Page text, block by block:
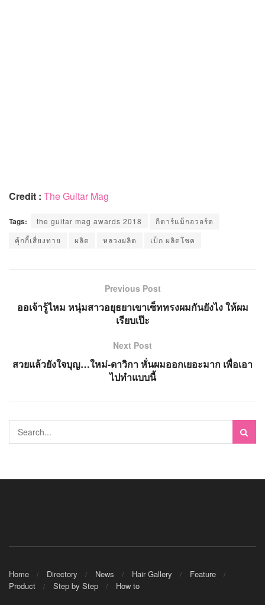
Credit : The Guitar Mag
Tags: the guitar mag awards 2018
กีตาร์แม็กอวอร์ด
คุ้กกี้เสี่ยงทาย
ผลิต หลวงผลิต เป็ก ผลิตโชค
Previous Post
ออเจ้ารู้ไหม หนุ่มสาวอยุธยาเขาเซ็ททรงผมกันยังไง ให้ผม
เรียบเป๊ะ
Next Post
สวยแล้วยังใจบุญ…ใหม่-ดาวิกา หั่นผมออกเยอะมาก เพื่อเอา
ไปทำแบบนี้
Home Directory News Hair Gallery
Feature
Product
Step by Step How to